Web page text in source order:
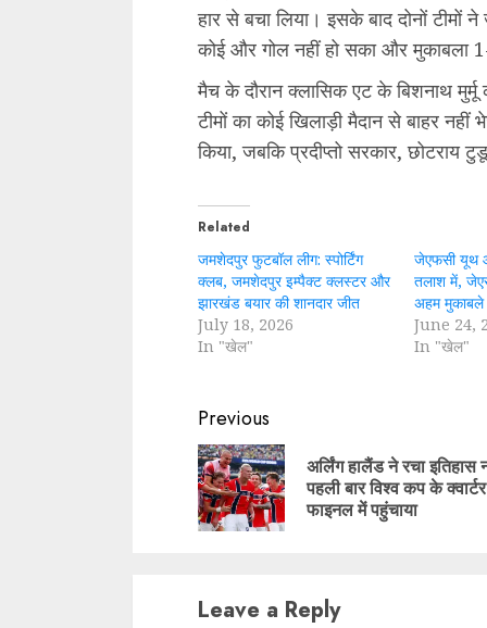
हार से बचा लिया। इसके बाद दोनों टीमों
कोई और गोल नहीं हो सका और मुकाबला
मैच के दौरान क्लासिक एट के बिशनाथ मुर्मू
टीमों का कोई खिलाड़ी मैदान से बाहर
किया, जबकि प्रदीप्तो सरकार,
Related
जमशेदपुर फुटबॉल लीग: स्पोर्टिंग
क्लब, जमशेदपुर इम्पैक्ट क्लस्टर और
झारखंड बयार की शानदार जीत
July 18, 2026
In "खेल"
जेएफसी यूथ
तलाश में,
अहम मुकाबले
June 24,
In "खेल"
Continue
Reading
Previous
अर्लिंग हालैंड ने रचा इतिहास
पहली बार विश्व कप के क्वार्टर
फाइनल में पहुंचाया
Leave a Reply